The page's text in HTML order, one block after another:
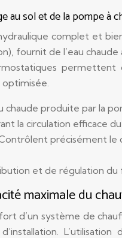
au sol et de la pompe à
complet et
fournit de l’eau
optimisée.
chaude produite par la
la circulation efficace
précisément le
et de régulation du
maximale du
d’un système de